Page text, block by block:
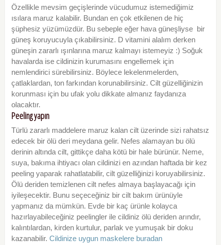
Özellikle mevsim geçişlerinde vücudumuz istemediğimiz
ısılara maruz kalabilir. Bundan en çok etkilenen de hiç
şüphesiz yüzümüzdür. Bu sebeple eğer hava güneşliyse bir
güneş koruyucuyla çıkabilirsiniz. D vitamini alalım derken
güneşin zararlı ışınlarına maruz kalmayı istemeyiz :) Soğuk
havalarda ise cildinizin kurumasını engellemek için
nemlendirici sürebilirsiniz. Böylece lekelenmelerden,
çatlaklardan, ton farkından korunabilirsiniz. Cilt güzelliğinizin
korunması için bu ufak yolu dikkate almanız faydanıza
olacaktır.
Peeling yapın
Türlü zararlı maddelere maruz kalan cilt üzerinde sizi rahatsız
edecek bir ölü deri meydana gelir. Nefes alamayan bu ölü
derinin altında cilt, gittikçe daha kötü bir hale bürünür. Neme,
suya, bakıma ihtiyacı olan cildinizi en azından haftada bir kez
peeling yaparak rahatlatabilir, cilt güzelliğinizi koruyabilirsiniz.
Ölü deriden temizlenen cilt nefes almaya başlayacağı için
iyileşecektir. Bunu seçeceğiniz bir cilt bakım ürünüyle
yapmanız da mümkün. Evde bir kaç ürünle kolayca
hazırlayabileceğiniz peelingler ile cildiniz ölü deriden arındır,
kalıntılardan, kirden kurtulur, parlak ve yumuşak bir doku
kazanabilir. Cildinize uygun maskelere buradan